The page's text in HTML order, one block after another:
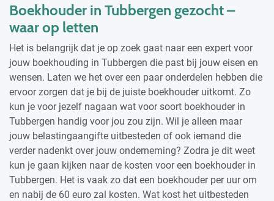
Boekhouder in Tubbergen gezocht –
waar op letten
Het is belangrijk dat je op zoek gaat naar een expert voor
jouw boekhouding in Tubbergen die past bij jouw eisen en
wensen. Laten we het over een paar onderdelen hebben die
ervoor zorgen dat je bij de juiste boekhouder uitkomt. Zo
kun je voor jezelf nagaan wat voor soort boekhouder in
Tubbergen handig voor jou zou zijn. Wil je alleen maar
jouw belastingaangifte uitbesteden of ook iemand die
verder nadenkt over jouw onderneming? Zodra je dit weet
kun je gaan kijken naar de kosten voor een boekhouder in
Tubbergen. Het is vaak zo dat een boekhouder per uur om
en nabij de 60 euro zal kosten. Wat kost het uitbesteden